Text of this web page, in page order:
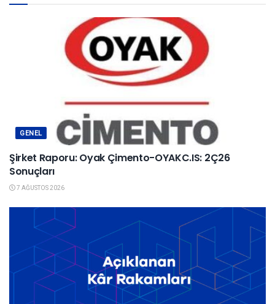
GENEL
Şirket Raporu: Oyak Çimento-OYAKC.IS: 2Ç26
Sonuçları
7 AĞUSTOS 2026